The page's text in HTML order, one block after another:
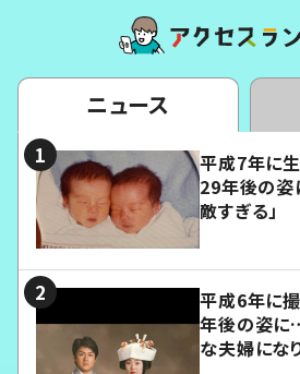
ニュース
平成7年に
29年後の姿
敵すぎる」
平成6年に
年後の姿に…
な夫婦にな